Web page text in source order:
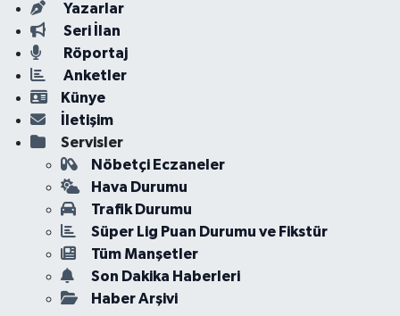
Yazarlar
Seri İlan
Röportaj
Anketler
Künye
İletişim
Servisler
Nöbetçi Eczaneler
Hava Durumu
Trafik Durumu
Süper Lig Puan Durumu ve Fikstür
Tüm Manşetler
Son Dakika Haberleri
Haber Arşivi